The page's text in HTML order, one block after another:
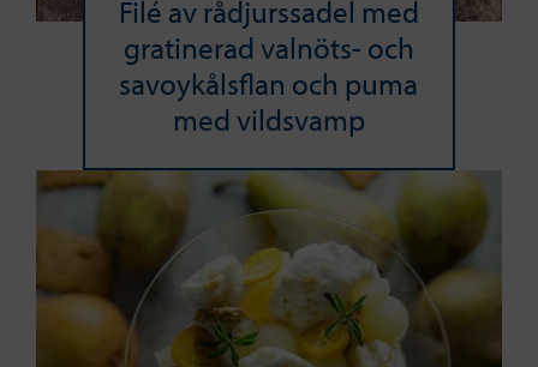
Filé av rådjurssadel med
gratinerad valnöts- och
savoykålsflan och puma
med vildsvamp